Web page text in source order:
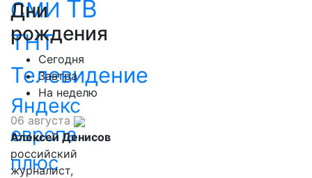
СМИ ТВ
ТНТ
Телевидение
Яндекс
европа
плюс
Дни
рождения
Сегодня
Завтра
На неделю
06 августа
Алексей Денисов
российский
журналист,